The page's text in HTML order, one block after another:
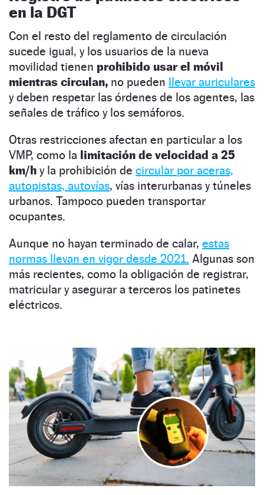
en la DGT
Con el resto del reglamento de circulación
sucede igual, y los usuarios de la nueva
movilidad tienen prohibido usar el móvil
mientras circulan, no pueden llevar auriculares
y deben respetar las órdenes de los agentes, las
señales de tráfico y los semáforos.
Otras restricciones afectan en particular a los
VMP, como la limitación de velocidad a 25
km/h y la prohibición de circular por aceras,
autopistas, autovías, vías interurbanas y túneles
urbanos. Tampoco pueden transportar
ocupantes.
Aunque no hayan terminado de calar, estas
normas llevan en vigor desde 2021. Algunas son
más recientes, como la obligación de registrar,
matricular y asegurar a terceros los patinetes
eléctricos.